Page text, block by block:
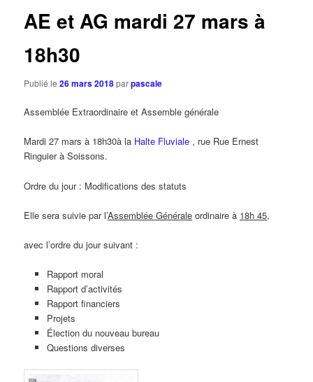
AE et AG mardi 27 mars à
18h30
Publié le26 mars 2018parpascale
Assemblée Extraordinaire et Assemble générale
Mardi 27 mars à 18h30à la Halte Fluviale , rue Rue Ernest
Ringuier à Soissons.
Ordre du jour : Modifications des statuts
Elle sera suivie par l’Assemblée Générale ordinaire à 18h 45,
avec l’ordre du jour suivant :
Rapport moral
Rapport d’activités
Rapport financiers
Projets
Élection du nouveau bureau
Questions diverses